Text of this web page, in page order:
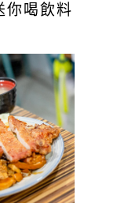
你喝飲料